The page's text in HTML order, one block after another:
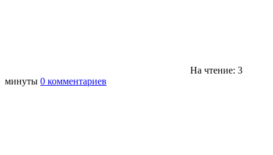
На чтение: 3
минуты 0 комментариев